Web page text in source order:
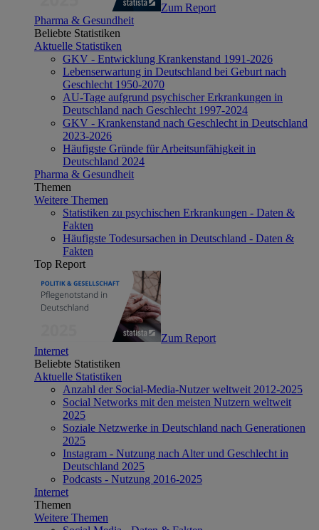
Zum Report
Pharma & Gesundheit
Beliebte Statistiken
Aktuelle Statistiken
GKV - Entwicklung Krankenstand 1991-2026
Lebenserwartung in Deutschland bei Geburt nach
Geschlecht 1950-2070
AU-Tage aufgrund psychischer Erkrankungen in
Deutschland nach Geschlecht 1997-2024
GKV - Krankenstand nach Geschlecht in Deutschland
2023-2026
Häufigste Gründe für Arbeitsunfähigkeit in
Deutschland 2024
Pharma & Gesundheit
Themen
Weitere Themen
Statistiken zu psychischen Erkrankungen - Daten &
Fakten
Häufigste Todesursachen in Deutschland - Daten &
Fakten
Top Report
Zum Report
Internet
Beliebte Statistiken
Aktuelle Statistiken
Anzahl der Social-Media-Nutzer weltweit 2012-2025
Social Networks mit den meisten Nutzern weltweit
2025
Soziale Netzwerke in Deutschland nach Generationen
2025
Instagram - Nutzung nach Alter und Geschlecht in
Deutschland 2025
Podcasts - Nutzung 2016-2025
Internet
Themen
Weitere Themen